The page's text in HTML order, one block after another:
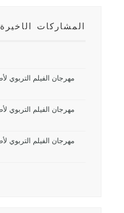
المشاركات الأخيرة
مهرجان الفيلم التربوي
مهرجان الفيلم التربوي
مهرجان الفيلم التربوي